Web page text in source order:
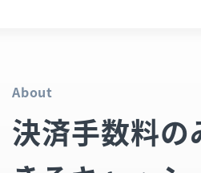
About
決済手数料の